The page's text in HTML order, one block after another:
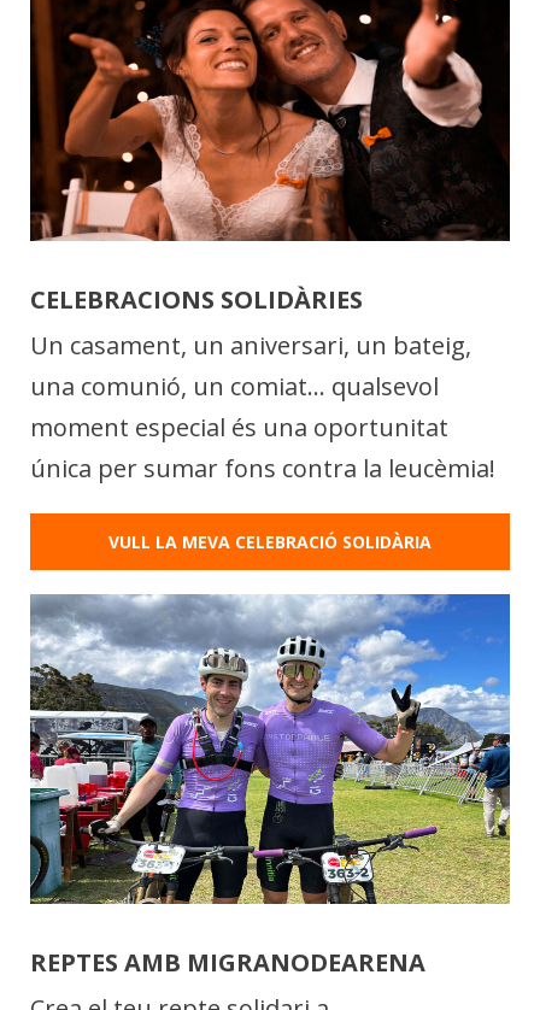
CELEBRACIONS SOLIDÀRIES
Un casament, un aniversari, un bateig,
una comunió, un comiat... qualsevol
moment especial és una oportunitat
única per sumar fons contra la leucèmia!
VULL LA MEVA CELEBRACIÓ SOLIDÀRIA
REPTES AMB MIGRANODEARENA